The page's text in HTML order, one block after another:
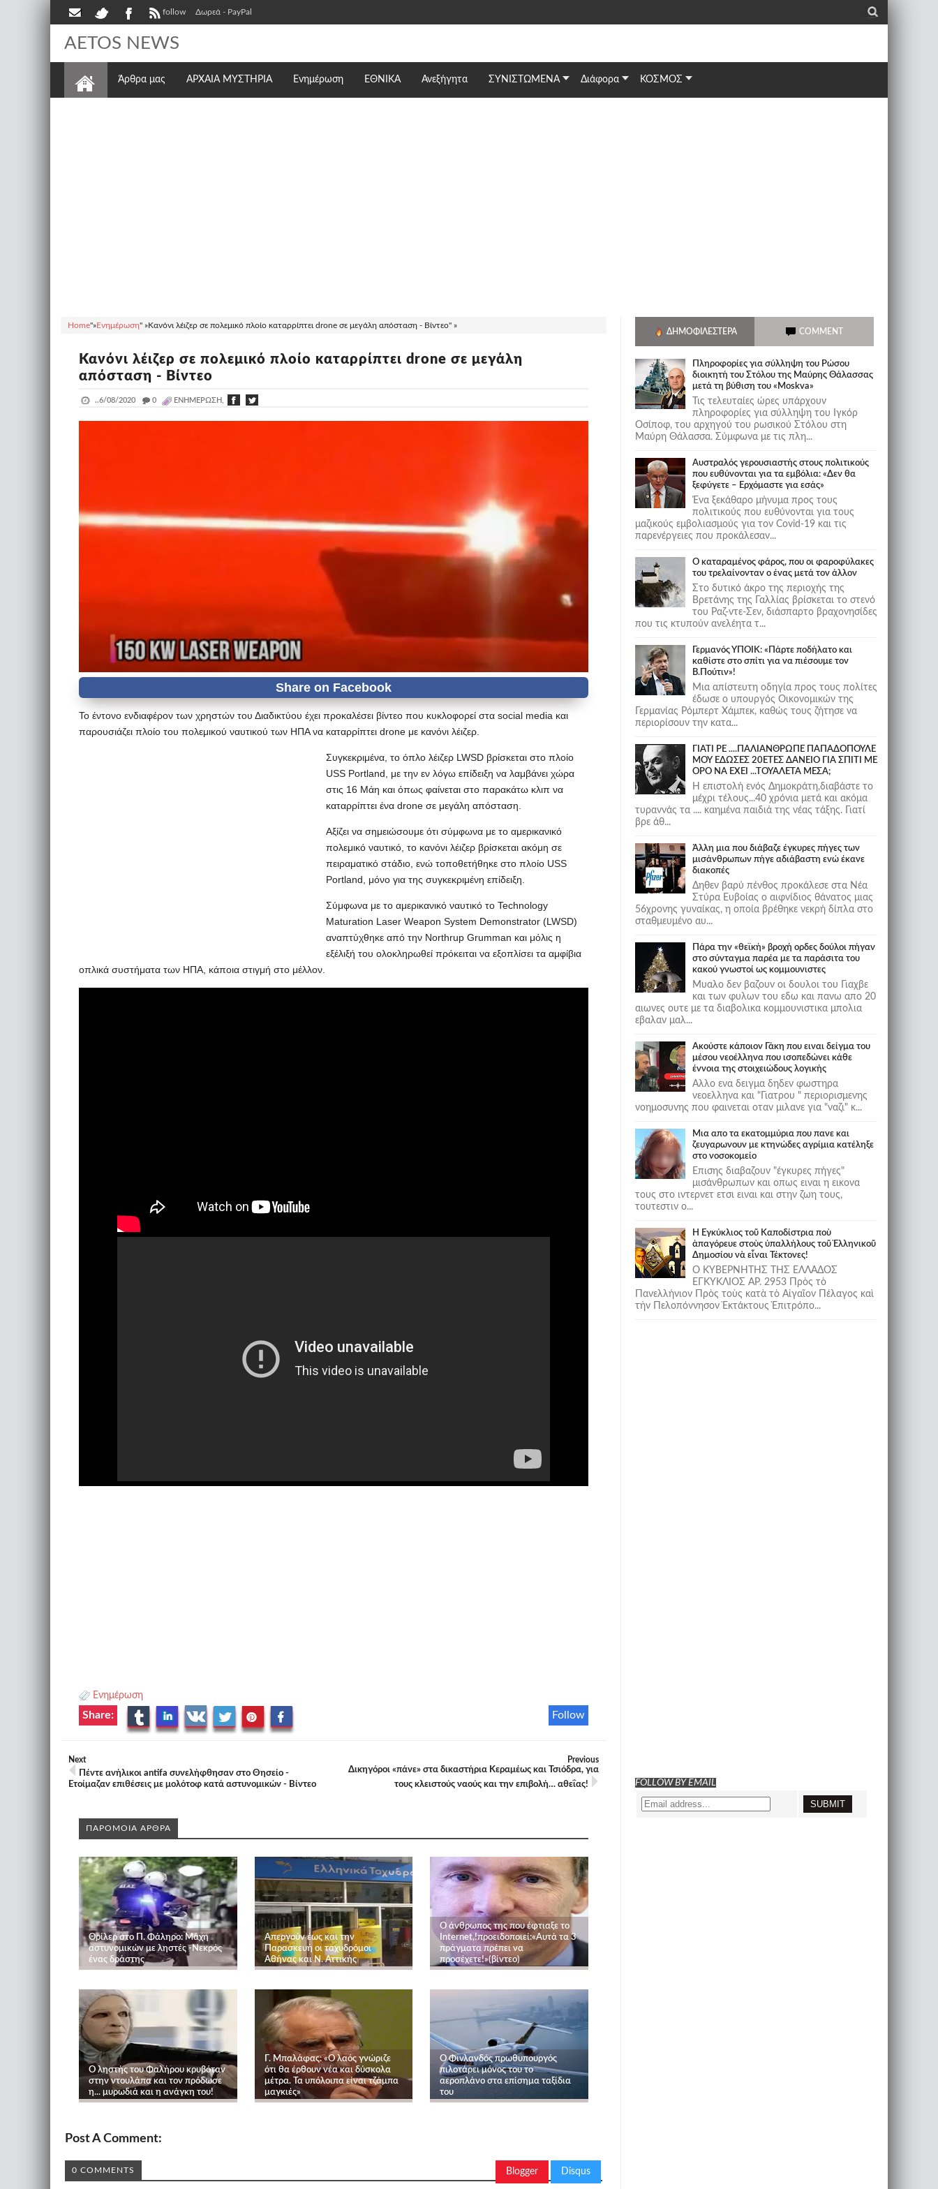
follow Δωρεά - PayPal _
AETOS NEWS
Άρθρα μας ΑΡΧΑΙΑ ΜΥΣΤΗΡΙΑ Ενημέρωση ΕΘΝΙΚΆ Ανεξήγητα ΣΥΝΙΣΤΩΜΕΝΑ Διάφορα ΚΟΣΜΟΣ
Home"»Ενημέρωση" »Κανόνι λέιζερ σε πολεμικό πλοίο καταρρίπτει drone σε μεγάλη απόσταση - Βίντεο" »
Κανόνι λέιζερ σε πολεμικό πλοίο καταρρίπτει drone σε μεγάλη
απόσταση - Βίντεο
..6/08/2020 _ 0 ΕΝΗΜΈΡΩΣΗ,
Το έντονο ενδιαφέρον των χρηστών του Διαδικτύου έχει προκαλέσει βίντεο που κυκλοφορεί στα social media και
παρουσιάζει πλοίο του πολεμικού ναυτικού των ΗΠΑ να καταρρίπτει drone με κανόνι λέιζερ.
Συγκεκριμένα, το όπλο λέιζερ LWSD βρίσκεται στο πλοίο
USS Portland, με την εν λόγω επίδειξη να λαμβάνει χώρα
στις 16 Μάη και όπως φαίνεται στο παρακάτω κλιπ να
καταρρίπτει ένα drone σε μεγάλη απόσταση.
Αξίζει να σημειώσουμε ότι σύμφωνα με το αμερικανικό
πολεμικό ναυτικό, το κανόνι λέιζερ βρίσκεται ακόμη σε
πειραματικό στάδιο, ενώ τοποθετήθηκε στο πλοίο USS
Portland, μόνο για της συγκεκριμένη επίδειξη.
Σύμφωνα με το αμερικανικό ναυτικό το Technology
Maturation Laser Weapon System Demonstrator (LWSD)
αναπτύχθηκε από την Northrup Grumman και μόλις η
εξέλιξή του ολοκληρωθεί πρόκειται να εξοπλίσει τα αμφίβια
οπλικά συστήματα των ΗΠΑ, κάποια στιγμή στο μέλλον.
Ενημέρωση
Follow
Share:
Next
Πέντε ανήλικοι antifa συνελήφθησαν στο Θησείο -
Ετοίμαζαν επιθέσεις με μολότοφ κατά αστυνομικών - Βίντεο
Previous
Δικηγόροι «πάνε» στα δικαστήρια Κεραμέως και Τσιόδρα, για
τους κλειστούς ναούς και την επιβολή… αθεΐας!
ΠΑΡΟΜΟΙΑ ΑΡΘΡΑ
Θρίλερ στο Π. Φάληρο: Μάχη
αστυνομικών με ληστές -Νεκρός
ένας δράστης
Απεργούν έως και την
Παρασκευή οι ταχυδρόμοι
Αθήνας και Ν. Αττικής
O άνθρωπος της που έφτιαξε το
Internet,!προειδοποιεί:«Αυτά τα 3
πράγματα πρέπει να
προσέχετε!»(βίντεο)
Ο ληστής του Φαλήρου κρυβόταν
στην ντουλάπα και τον πρόδωσε
η... μυρωδιά και η ανάγκη του!
Γ. Μπαλάφας: «Ο λαός γνώριζε
ότι θα έρθουν νέα και δύσκολα
μέτρα. Τα υπόλοιπα είναι τζάμπα
μαγκιές»
Ο Φινλανδός πρωθυπουργός
πιλοτάρει μόνος του το
αεροπλάνο στα επίσημα ταξίδια
του
Post A Comment:
Blogger Disqus
0 COMMENTS
ΔΗΜΟΦΙΛΈΣΤΕΡΑ COMMENT
Πληροφορίες για σύλληψη του Ρώσου
διοικητή του Στόλου της Mαύρης Θάλασσας
μετά τη βύθιση του «Moskva»
Τις τελευταίες ώρες υπάρχουν
πληροφορίες για σύλληψη του Ιγκόρ
Οσίποφ, του αρχηγού του ρωσικού Στόλου στη
Μαύρη Θάλασσα. Σύμφωνα με τις πλη...
Αυστραλός γερουσιαστής στους πολιτικούς
που ευθύνονται για τα εμβόλια: «Δεν θα
ξεφύγετε – Ερχόμαστε για εσάς»
Ένα ξεκάθαρο μήνυμα προς τους
πολιτικούς που ευθύνονται για τους
μαζικούς εμβολιασμούς για τον Covid-19 και τις
παρενέργειες που προκάλεσαν...
Ο καταραμένος φάρος, που οι φαροφύλακες
του τρελαίνονταν ο ένας μετά τον άλλον
Στο δυτικό άκρο της περιοχής της
Βρετάνης της Γαλλίας βρίσκεται το στενό
του Ραζ-ντε-Σεν, διάσπαρτο βραχονησίδες
που τις κτυπούν ανελέητα τ...
Γερμανός ΥΠΟΙΚ: «Πάρτε ποδήλατο και
καθίστε στο σπίτι για να πιέσουμε τον
Β.Πούτιν»!
Μια απίστευτη οδηγία προς τους πολίτες
έδωσε ο υπουργός Οικονομικών της
Γερμανίας Ρόμπερτ Χάμπεκ, καθώς τους ζήτησε να
περιορίσουν την κατα...
ΓΙΑΤΙ ΡΕ ....ΠΑΛΙΑΝΘΡΩΠΕ ΠΑΠΑΔΟΠΟΥΛΕ
ΜΟΥ ΕΔΩΣΕΣ 20ΕΤΕΣ ΔΑΝΕΙΟ ΓΙΑ ΣΠΙΤΙ ΜΕ
ΟΡΟ ΝΑ ΕΧΕΙ ...ΤΟΥΑΛΕΤΑ ΜΕΣΑ;
Η επιστολή ενός Δημοκράτη,διαβάστε το
μέχρι τέλους...40 χρόνια μετά και ακόμα
τυραννάς τα .... καημένα παιδιά της νέας τάξης. Γιατί
βρε άθ...
Άλλη μια που διάβαζε έγκυρες πήγες των
μισάνθρωπων πήγε αδιάβαστη ενώ έκανε
διακοπές
Δηθεν βαρύ πένθος προκάλεσε στα Νέα
Στύρα Ευβοίας ο αιφνίδιος θάνατος μιας
56χρονης γυναίκας, η οποία βρέθηκε νεκρή δίπλα στο
σταθμευμένο αυ...
Πάρα την «θεϊκή» βροχή ορδες δούλοι πήγαν
στο σύνταγμα παρέα με τα παράσιτα του
κακού γνωστοί ως κομμουνιστες
Μυαλο δεν βαζουν οι δουλοι του Γιαχβε
και των φυλων του εδω και πανω απο 20
αιωνες ουτε με τα διαβολικα κομμουνιστικα μπολια
εβαλαν μαλ...
Ακούστε κάποιον Γάκη που ειναι δείγμα του
μέσου νεοέλληνα που ισοπεδώνει κάθε
έννοια της στοιχειώδους λογικής
Αλλο ενα δειγμα δηδεν φωστηρα
νεοελληνα και "Γιατρου " περιορισμενης
νοημοσυνης που φαινεται οταν μιλανε για "ναζι" κ...
Μια απο τα εκατομμύρια που πανε και
ζευγαρωνουν με κτηνώδες αγρίμια κατέληξε
στο νοσοκομείο
Επισης διαβαζουν "έγκυρες πήγες"
μισάνθρωπων και οπως ειναι η εικονα
τους στο ιντερνετ ετσι ειναι και στην ζωη τους,
τουτεστιν ο...
Ἡ Ἐγκύκλιος τοῦ Καποδίστρια ποὺ
ἀπαγόρευε στοὺς ὑπαλλήλους τοῦ Ἑλληνικοῦ
Δημοσίου νὰ εἶναι Τέκτονες!
Ο ΚΥΒΕΡΝΗΤΗΣ ΤΗΣ ΕΛΛΑΔΟΣ
ΕΓΚΥΚΛΙΟΣ ΑΡ. 2953 Πρὸς τὸ
Πανελλήνιον Πρὸς τοὺς κατὰ τὸ Αἰγαῖον Πέλαγος καὶ
τὴν Πελοπόννησον Ἐκτάκτους Ἐπιτρόπο...
FOLLOW BY EMAIL